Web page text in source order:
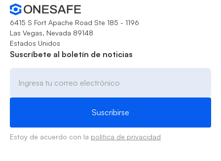
6415 S Fort Apache Road Ste 185 - 1196
Las Vegas, Nevada 89148
Estados Unidos
Suscríbete al boletín de noticias
Estoy de acuerdo con la política de privacidad